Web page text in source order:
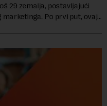
29 zemalja, postavljajući
Po prvi put, ovaj